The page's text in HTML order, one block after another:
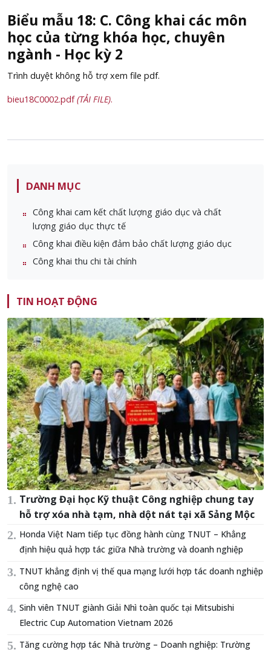
Biểu mẫu 18: C. Công khai các môn
học của từng khóa học, chuyên
ngành - Học kỳ 2
Trình duyệt không hỗ trợ xem file pdf.
bieu18C0002.pdf(TẢI FILE).
DANH MỤC
Công khai cam kết chất lượng giáo dục và chất
lượng giáo dục thực tế
Công khai điều kiện đảm bảo chất lượng giáo dục
Công khai thu chi tài chính
TIN HOẠT ĐỘNG
Trường Đại học Kỹ thuật Công nghiệp chung tay
hỗ trợ xóa nhà tạm, nhà dột nát tại xã Sảng Mộc
Honda Việt Nam tiếp tục đồng hành cùng TNUT – Khẳng
định hiệu quả hợp tác giữa Nhà trường và doanh nghiệp
TNUT khẳng định vị thế qua mạng lưới hợp tác doanh nghiệp
công nghệ cao
Sinh viên TNUT giành Giải Nhì toàn quốc tại Mitsubishi
Electric Cup Automation Vietnam 2026
Tăng cường hợp tác Nhà trường – Doanh nghiệp: Trường